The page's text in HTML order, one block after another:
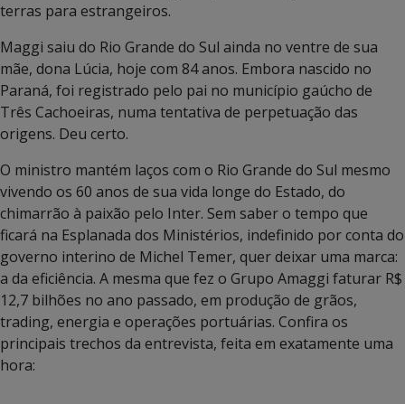
terras para estrangeiros.
Maggi saiu do Rio Grande do Sul ainda no ventre de sua
mãe, dona Lúcia, hoje com 84 anos. Embora nascido no
Paraná, foi registrado pelo pai no município gaúcho de
Três Cachoeiras, numa tentativa de perpetuação das
origens. Deu certo.
O ministro mantém laços com o Rio Grande do Sul mesmo
vivendo os 60 anos de sua vida longe do Estado, do
chimarrão à paixão pelo Inter. Sem saber o tempo que
ficará na Esplanada dos Ministérios, indefinido por conta do
governo interino de Michel Temer, quer deixar uma marca:
a da eficiência. A mesma que fez o Grupo Amaggi faturar R$
12,7 bilhões no ano passado, em produção de grãos,
trading, energia e operações portuárias. Confira os
principais trechos da entrevista, feita em exatamente uma
hora: